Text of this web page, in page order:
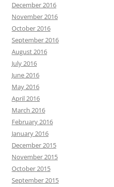
December 2016
November 2016
October 2016
September 2016
August 2016
July 2016
June 2016
May 2016
April 2016
March 2016
February 2016
January 2016
December 2015
November 2015
October 2015
September 2015